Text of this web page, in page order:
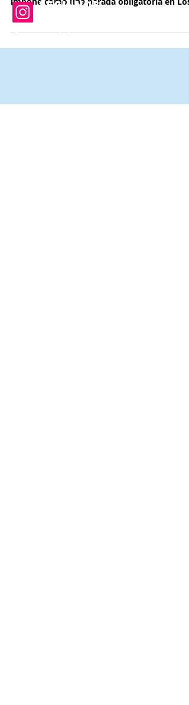
Jardines, vistas panorámicas y la colección
arte más notable del mundo, el Getty se
impone como una parada obligatoria en Los
SEGUINOS
EN INSTAGRAM